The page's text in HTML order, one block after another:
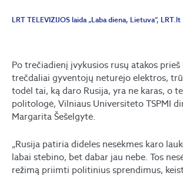
LRT TELEVIZIJOS laida „Laba diena, Lietuva“, LRT.lt
Po trečiadienį įvykusios rusų atakos prieš
trečdaliai gyventojų neturėjo elektros,
todėl tai, ką daro Rusija, yra ne karas, o
politologė, Vilniaus Universiteto TSPMI
Margarita Šešelgytė.
„Rusija patiria dideles nesėkmes karo
labai stebino, bet dabar jau nebe. Tos
režimą priimti politinius sprendimus,